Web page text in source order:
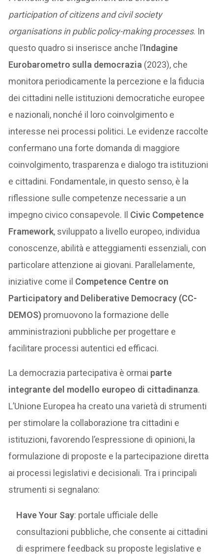
participation of citizens and civil society
organisations in public policy-making processes. In
questo quadro si inserisce anche l’Indagine
Eurobarometro sulla democrazia (2023), che
monitora periodicamente la percezione e la fiducia
dei cittadini nelle istituzioni democratiche europee
e nazionali, nonché il loro coinvolgimento e
interesse nei processi politici. Le evidenze raccolte
confermano una forte domanda di maggiore
coinvolgimento, trasparenza e dialogo tra istituzioni
e cittadini. Fondamentale, in questo senso, è la
riflessione sulle competenze necessarie a un
impegno civico consapevole. Il Civic Competence
Framework, sviluppato a livello europeo, individua
conoscenze, abilità e atteggiamenti essenziali, con
particolare attenzione ai giovani. Parallelamente,
iniziative come il Competence Centre on
Participatory and Deliberative Democracy (CC-
DEMOS) promuovono la formazione delle
amministrazioni pubbliche per progettare e
facilitare processi autentici ed efficaci.
La democrazia partecipativa è ormai parte
integrante del modello europeo di cittadinanza.
L’Unione Europea ha creato una varietà di strumenti
per stimolare la collaborazione tra cittadini e
istituzioni, favorendo l’espressione di opinioni, la
formulazione di proposte e la partecipazione diretta
ai processi legislativi e decisionali. Tra i principali
strumenti si segnalano:
Have Your Say: portale ufficiale delle
consultazioni pubbliche, che consente ai cittadini
di esprimere feedback su proposte legislative e